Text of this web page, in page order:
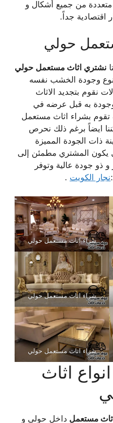
متعددة من جميع أشكال و
اقتصادية جداً.
حولي
نشتري اثاث مستعمل حولي
نوع وجودة الخشب نفسه
نقوم بتجديد الاثاث
به قبل عرضه في
تقوم بشراء اثاث مستعمل
ايضاً برغم ذلك نحرص
ذات الجودة المميزة
المشتري مطمئن إلى
جودة عالية وتوفر
نجار الكويت .
شراء اثاث مستعمل حولي
شراء اثاث مستعمل حولي
شراء اثاث مستعمل حولي
اثاث
ي
اثاث مستعمل داخل حولى و